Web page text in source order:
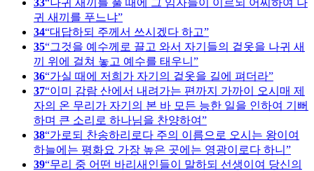
귀 새끼를 푸느냐
34 대답하되 주께서 쓰시겠다 하고
35 그것을 예수께로 끌고 와서 자기들의 겉옷을 나귀 새
끼 위에 걸쳐 놓고 예수를 태우니
36 가실 때에 저희가 자기의 겉옷을 길에 펴더라
37 이미 감람 산에서 내려가는 편까지 가까이 오시매 제
자의 온 무리가 자기의 본 바 모든 능한 일을 인하여 기뻐
하며 큰 소리로 하나님을 찬양하여
38 가로되 찬송하리로다 주의 이름으로 오시는 왕이여
하늘에는 평화요 가장 높은 곳에는 영광이로다 하니
39 무리 중 어떤 바리새인들이 말하되 선생이여 당신의